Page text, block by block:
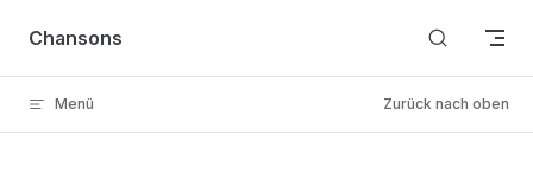
Skip to content
Chansons
Menü Zurück nach oben